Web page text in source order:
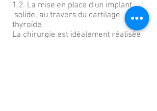
1.2. La mise en place d'un implant
solide, au travers du cartilage
thyroïde
La chirurgie est idéalement réalisée